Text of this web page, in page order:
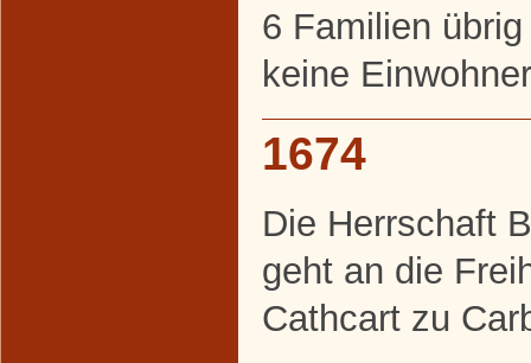
6 Familien
keine
1674
Die Herrschaft
geht an die
Cathcart zu